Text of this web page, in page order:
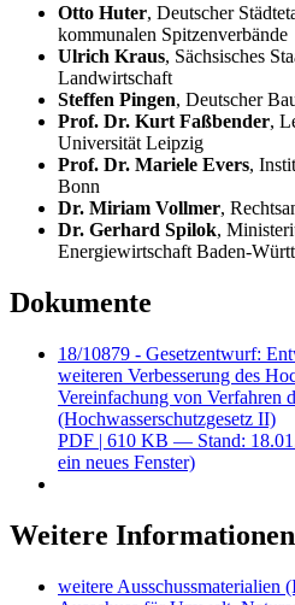
Otto Huter, Deutscher
kommunalen Spitzenverbände
Ulrich Kraus, Sächsisches
Landwirtschaft
Steffen Pingen, Deutscher
Prof. Dr. Kurt Faßbender,
Universität Leipzig
Prof. Dr. Mariele Evers,
Bonn
Dr. Miriam Vollmer,
Dr. Gerhard Spilok,
Energiewirtschaft Baden-
Dokumente
18/10879 - Gesetzentwurf:
weiteren Verbesserung des
Vereinfachung von Verfahren
(Hochwasserschutzgesetz II)
PDF | 610 KB — Stand:
ein neues Fenster)
Weitere Informationen
weitere Ausschussmaterialien